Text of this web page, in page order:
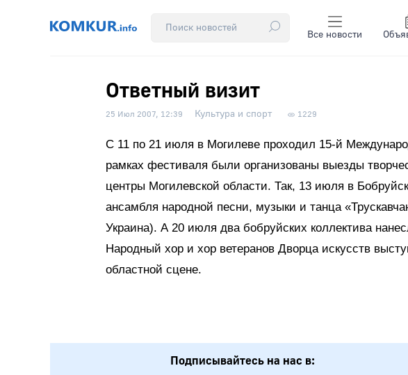
Все новости
Ответный визит
25 Июл 2007, 12:39 Культура и спорт 1229
С 11 по 21 июля в Могилеве проходил 15-й
рамках фестиваля были организованы выезды
центры Могилевской области. Так, 13 июля в
ансамбля народной песни, музыки и танца
Украина). А 20 июля два бобруйских коллектива
Народный хор и хор ветеранов Дворца искусств
областной сцене.